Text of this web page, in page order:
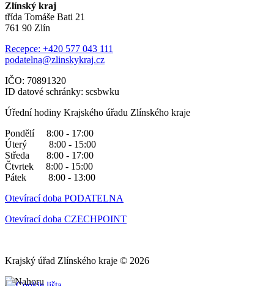
Zlínský kraj
třída Tomáše Bati 21
761 90 Zlín
Recepce: +420 577 043 111
podatelna@zlinskykraj.cz
IČO: 70891320
ID datové schránky: scsbwku
Úřední hodiny Krajského úřadu Zlínského kraje
Pondělí 8:00 - 17:00
Úterý 8:00 - 15:00
Středa 8:00 - 17:00
Čtvrtek 8:00 - 15:00
Pátek 8:00 - 13:00
Otevírací doba PODATELNA
Otevírací doba CZECHPOINT
Krajský úřad Zlínského kraje © 2026